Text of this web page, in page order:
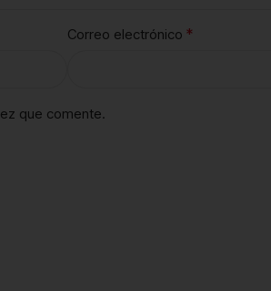
Correo electrónico *
que comente.